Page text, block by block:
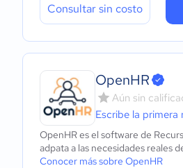
Consultar sin costo
OpenHR
Aún sin
Escribe la primera
OpenHR es el software de
adpata a las necesidades reales
Conocer más sobre OpenHR